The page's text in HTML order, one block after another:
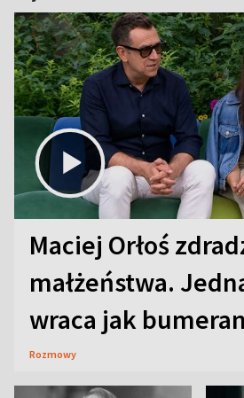
Maciej Orłoś
małżeństwa.
wraca jak
Rozmowy